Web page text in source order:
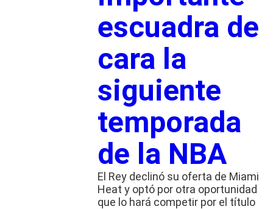
escuadra de
cara la
siguiente
temporada
de la NBA
El Rey declinó su oferta de Miami
Heat y optó por otra oportunidad
que lo hará competir por el título